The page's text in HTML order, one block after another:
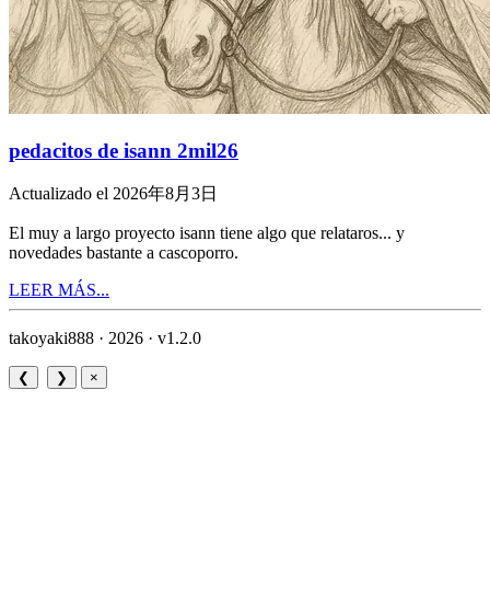
pedacitos de isann 2mil26
Actualizado el 2026年8月3日
El muy a largo proyecto isann tiene algo que relataros... y
novedades bastante a cascoporro.
LEER MÁS...
takoyaki888 · 2026 · v1.2.0
❮ ❯ ×